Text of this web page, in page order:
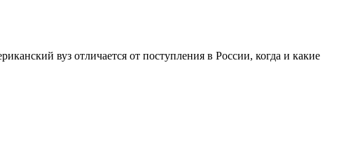
вуз отличается от поступления в России, когда и какие